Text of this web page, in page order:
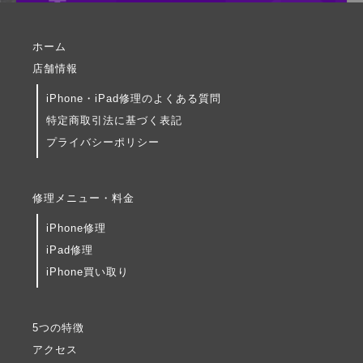
ホーム
店舗情報
iPhone・iPad修理のよくある質問
特定商取引法に基づく表記
プライバシーポリシー
修理メニュー・料金
iPhone修理
iPad修理
iPhone買い取り
5つの特徴
アクセス